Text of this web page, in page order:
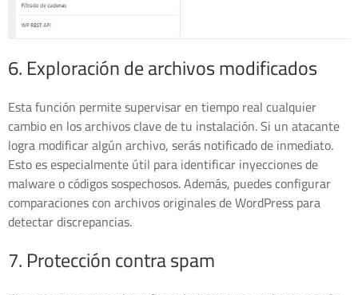
6. Exploración de archivos modificados
Esta función permite supervisar en tiempo real cualquier
cambio en los archivos clave de tu instalación. Si un atacante
logra modificar algún archivo, serás notificado de inmediato.
Esto es especialmente útil para identificar inyecciones de
malware o códigos sospechosos. Además, puedes configurar
comparaciones con archivos originales de WordPress para
detectar discrepancias.
7. Protección contra spam